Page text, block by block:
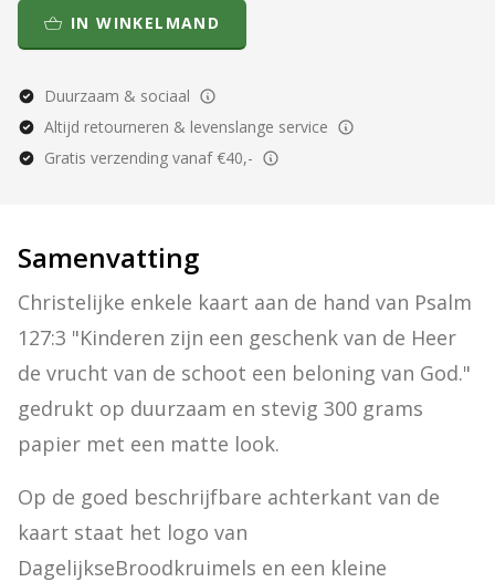
IN WINKELMAND
Duurzaam & sociaal
Altijd retourneren & levenslange service
Gratis verzending vanaf €40,-
Samenvatting
Christelijke enkele kaart aan de hand van Psalm
127:3 "Kinderen zijn een geschenk van de Heer
de vrucht van de schoot een beloning van God."
gedrukt op duurzaam en stevig 300 grams
papier met een matte look.
Op de goed beschrijfbare achterkant van de
kaart staat het logo van
DagelijkseBroodkruimels en een kleine